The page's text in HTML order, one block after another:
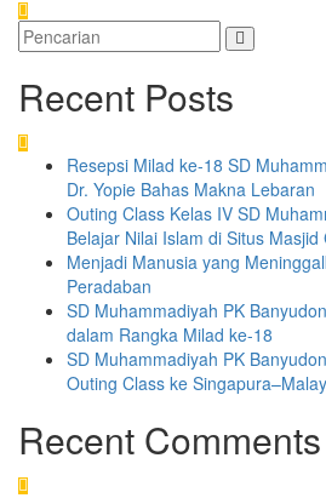
Recent Posts
Resepsi Milad ke-18 SD
Dr. Yopie Bahas Makna Lebaran
Outing Class Kelas IV SD
Belajar Nilai Islam di Situs
Menjadi Manusia yang
Peradaban
SD Muhammadiyah PK
dalam Rangka Milad ke-18
SD Muhammadiyah PK
Outing Class ke
Recent Comments